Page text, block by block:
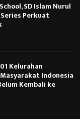
SD Islam Nurul
Perkuat
Kelurahan
Indonesia
Kembali ke